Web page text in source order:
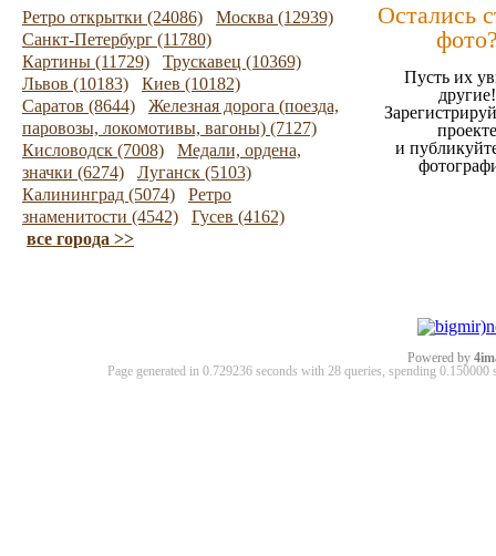
Ретро открытки (24086)
Москва (12939)
Санкт-Петербург (11780)
Картины (11729)
Трускавец (10369)
Львов (10183)
Киев (10182)
Саратов (8644)
Железная дорога (поезда,
паровозы, локомотивы, вагоны) (7127)
Кисловодск (7008)
Медали, ордена,
значки (6274)
Луганск (5103)
Калининград (5074)
Ретро
знаменитости (4542)
Гусев (4162)
все города >>
Остались
Пусть их
другие!
проекте
и
Powered by
Page generated in 0.729236 seconds with 28 queries, spending